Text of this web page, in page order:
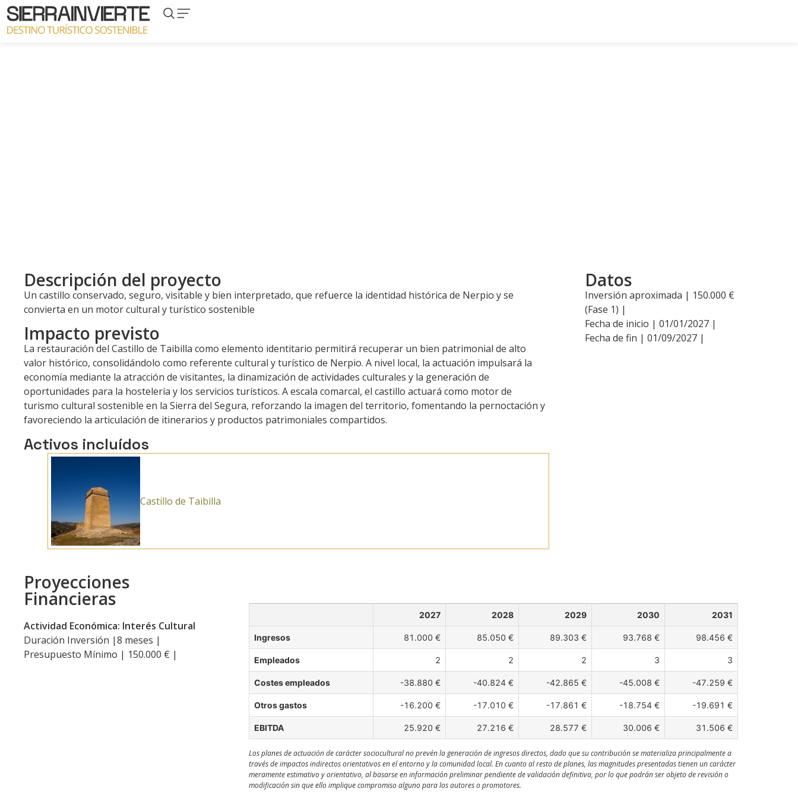
Descripción del proyecto
Un castillo conservado, seguro, visitable y bien interpretado, que refuerce la identidad histórica de Nerpio y se
convierta en un motor cultural y turístico sostenible
Impacto previsto
La restauración del Castillo de Taibilla como elemento identitario permitirá recuperar un bien patrimonial de alto
valor histórico, consolidándolo como referente cultural y turístico de Nerpio. A nivel local, la actuación impulsará la
economía mediante la atracción de visitantes, la dinamización de actividades culturales y la generación de
oportunidades para la hostelería y los servicios turísticos. A escala comarcal, el castillo actuará como motor de
turismo cultural sostenible en la Sierra del Segura, reforzando la imagen del territorio, fomentando la pernoctación y
favoreciendo la articulación de itinerarios y productos patrimoniales compartidos.
Datos
Inversión aproximada | 150.000 €
(Fase 1) |
Fecha de inicio | 01/01/2027 |
Fecha de fin | 01/09/2027 |
Activos incluídos
Castillo de Taibilla
Proyecciones
Financieras
Actividad Económica: Interés Cultural
Duración Inversión |8 meses |
Presupuesto Mínimo | 150.000 € |
2027 2028 2029 2030 2031
Ingresos 81.000 € 85.050 € 89.303 € 93.768 € 98.456 €
Empleados 2 2 2 3 3
Costes empleados -38.880 € -40.824 € -42.865 € -45.008 € -47.259 €
Otros gastos -16.200 € -17.010 € -17.861 € -18.754 € -19.691 €
EBITDA 25.920 € 27.216 € 28.577 € 30.006 € 31.506 €
Los planes de actuación de carácter sociocultural no prevén la generación de ingresos directos, dado que su contribución se materializa principalmente a
través de impactos indirectos orientativos en el entorno y la comunidad local. En cuanto al resto de planes, las magnitudes presentadas tienen un carácter
meramente estimativo y orientativo, al basarse en información preliminar pendiente de validación definitiva, por lo que podrán ser objeto de revisión o
modificación sin que ello implique compromiso alguno para los autores o promotores.